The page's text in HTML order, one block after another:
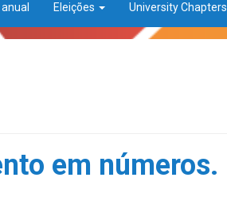
Eleições University Chapters
em números.